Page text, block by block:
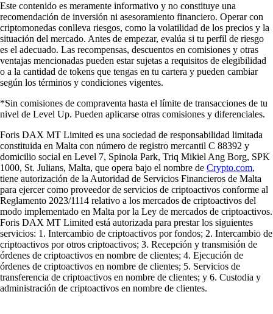
Este contenido es meramente informativo y no constituye una
recomendación de inversión ni asesoramiento financiero. Operar con
criptomonedas conlleva riesgos, como la volatilidad de los precios y la
situación del mercado. Antes de empezar, evalúa si tu perfil de riesgo
es el adecuado. Las recompensas, descuentos en comisiones y otras
ventajas mencionadas pueden estar sujetas a requisitos de elegibilidad
o a la cantidad de tokens que tengas en tu cartera y pueden cambiar
según los términos y condiciones vigentes.
*Sin comisiones de compraventa hasta el límite de transacciones de tu
nivel de Level Up. Pueden aplicarse otras comisiones y diferenciales.
Foris DAX MT Limited es una sociedad de responsabilidad limitada
constituida en Malta con número de registro mercantil C 88392 y
domicilio social en Level 7, Spinola Park, Triq Mikiel Ang Borg, SPK
1000, St. Julians, Malta, que opera bajo el nombre de Crypto.com,
tiene autorización de la Autoridad de Servicios Financieros de Malta
para ejercer como proveedor de servicios de criptoactivos conforme al
Reglamento 2023/1114 relativo a los mercados de criptoactivos del
modo implementado en Malta por la Ley de mercados de criptoactivos.
Foris DAX MT Limited está autorizada para prestar los siguientes
servicios: 1. Intercambio de criptoactivos por fondos; 2. Intercambio de
criptoactivos por otros criptoactivos; 3. Recepción y transmisión de
órdenes de criptoactivos en nombre de clientes; 4. Ejecución de
órdenes de criptoactivos en nombre de clientes; 5. Servicios de
transferencia de criptoactivos en nombre de clientes; y 6. Custodia y
administración de criptoactivos en nombre de clientes.